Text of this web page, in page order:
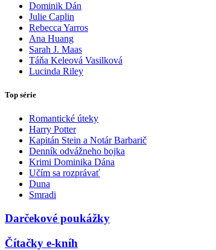
Dominik Dán
Julie Caplin
Rebecca Yarros
Ana Huang
Sarah J. Maas
Táňa Keleová Vasilková
Lucinda Riley
Top série
Romantické úteky
Harry Potter
Kapitán Stein a Notár Barbarič
Denník odvážneho bojka
Krimi Dominika Dána
Učím sa rozprávať
Duna
Smradi
Darčekové poukážky
Čítačky e-kníh